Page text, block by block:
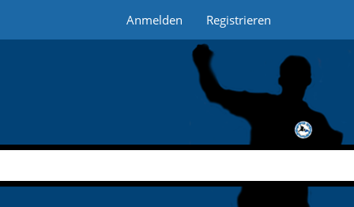
Anmelden Registrieren